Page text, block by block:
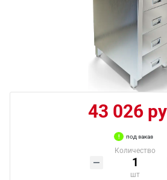
43 026
под заказ
Количество
шт